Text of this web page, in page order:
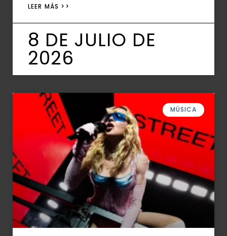
LEER MÁS >>
8 DE JULIO DE
2026
MÚSICA